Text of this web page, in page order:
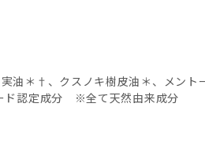
油＊†、クスノキ樹皮油＊、メン
認定成分 ※全て天然由来成分